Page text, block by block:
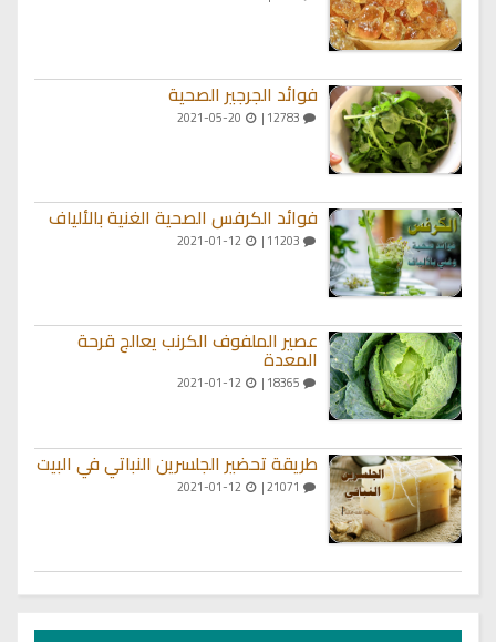
فوائد الجرجير الصحية
فوائد الكرفس الصحية الغنية بالألياف
عصير الملفوف الكرنب يعالج قرحة
المعدة
طريقة تحضير الجلسرين النباتي في البيت